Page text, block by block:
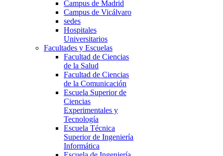
Campus de Madrid
Campus de Vicálvaro
sedes
Hospitales
Universitarios
Facultades y Escuelas
Facultad de Ciencias
de la Salud
Facultad de Ciencias
de la Comunicación
Escuela Superior de
Ciencias
Experimentales y
Tecnología
Escuela Técnica
Superior de Ingeniería
Informática